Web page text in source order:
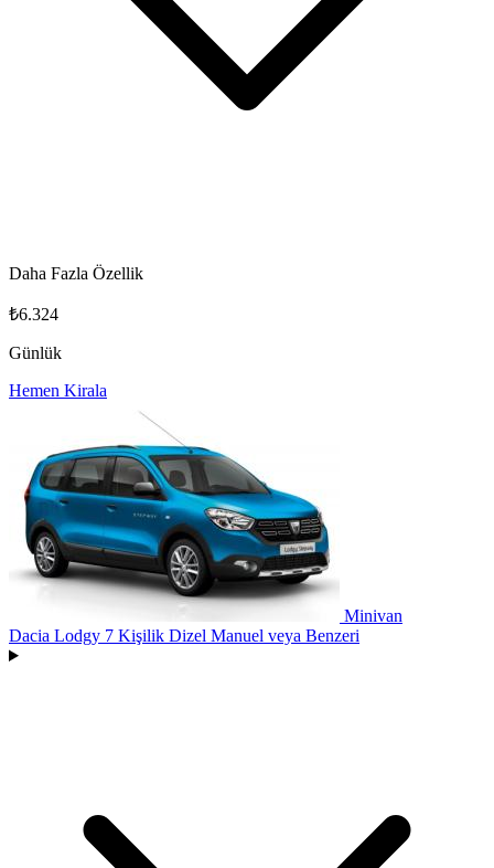
Daha Fazla Özellik
₺6.324
Günlük
Hemen Kirala
Minivan
Dacia Lodgy 7 Kişilik Dizel Manuel veya Benzeri